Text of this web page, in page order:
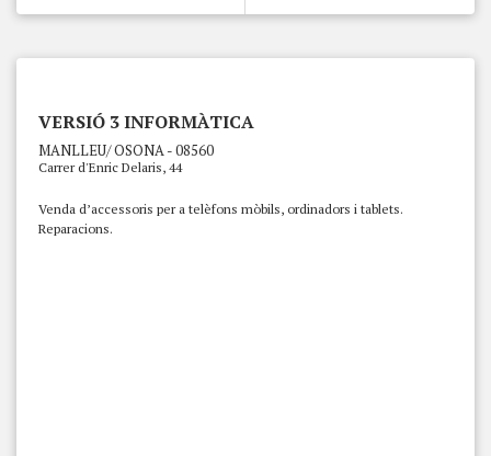
VERSIÓ 3 INFORMÀTICA
MANLLEU/ OSONA - 08560
Carrer d'Enric Delaris, 44
Venda d’accessoris per a telèfons mòbils, ordinadors i tablets.
Reparacions.